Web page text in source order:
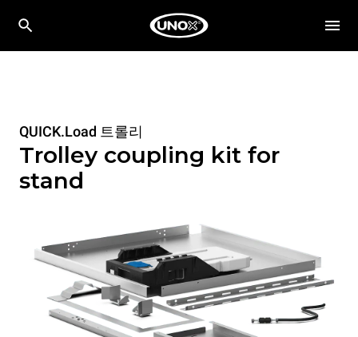
QUICK.Load 트롤리
Trolley coupling kit for
stand